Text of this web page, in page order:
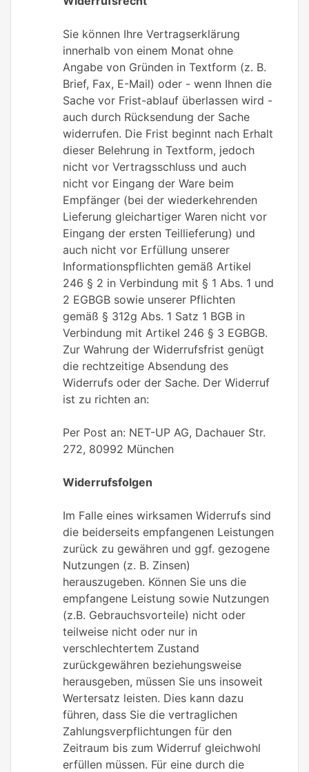
Sie können Ihre Vertragserklärung
innerhalb von einem Monat ohne
Angabe von Gründen in Textform (z. B.
Brief, Fax, E-Mail) oder - wenn Ihnen die
Sache vor Frist-ablauf überlassen wird -
auch durch Rücksendung der Sache
widerrufen. Die Frist beginnt nach Erhalt
dieser Belehrung in Textform, jedoch
nicht vor Vertragsschluss und auch
nicht vor Eingang der Ware beim
Empfänger (bei der wiederkehrenden
Lieferung gleichartiger Waren nicht vor
Eingang der ersten Teillieferung) und
auch nicht vor Erfüllung unserer
Informationspflichten gemäß Artikel
246 § 2 in Verbindung mit § 1 Abs. 1 und
2 EGBGB sowie unserer Pflichten
gemäß § 312g Abs. 1 Satz 1 BGB in
Verbindung mit Artikel 246 § 3 EGBGB.
Zur Wahrung der Widerrufsfrist genügt
die rechtzeitige Absendung des
Widerrufs oder der Sache. Der Widerruf
ist zu richten an:
Per Post an: NET-UP AG, Dachauer Str.
272, 80992 München
Widerrufsfolgen
Im Falle eines wirksamen Widerrufs sind
die beiderseits empfangenen Leistungen
zurück zu gewähren und ggf. gezogene
Nutzungen (z. B. Zinsen)
herauszugeben. Können Sie uns die
empfangene Leistung sowie Nutzungen
(z.B. Gebrauchsvorteile) nicht oder
teilweise nicht oder nur in
verschlechtertem Zustand
zurückgewähren beziehungsweise
herausgeben, müssen Sie uns insoweit
Wertersatz leisten. Dies kann dazu
führen, dass Sie die vertraglichen
Zahlungsverpflichtungen für den
Zeitraum bis zum Widerruf gleichwohl
erfüllen müssen. Für eine durch die